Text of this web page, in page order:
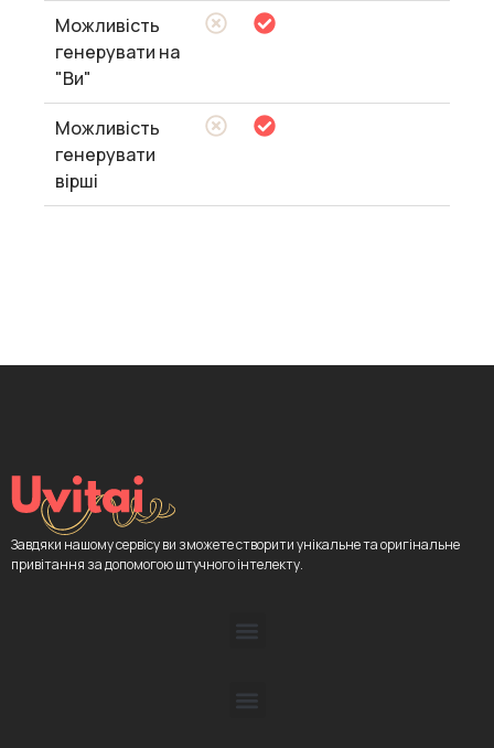
Можливість
генерувати на
"Ви"
Можливість
генерувати
вірші
Завдяки нашому сервісу ви зможете створити унікальне та оригінальне
привітання за допомогою штучного інтелекту.